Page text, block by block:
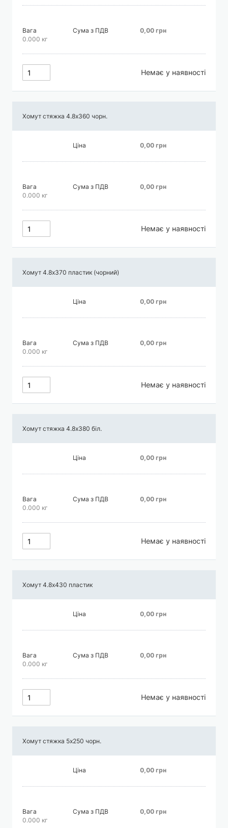
Вага
0.000 кг
Сума з ПДВ 0,00 грн
Немає у наявності
Хомут стяжка 4.8х360 чорн.
Ціна 0,00 грн
Вага
0.000 кг
Сума з ПДВ 0,00 грн
Немає у наявності
Хомут 4.8х370 пластик (чорний)
Ціна 0,00 грн
Вага
0.000 кг
Сума з ПДВ 0,00 грн
Немає у наявності
Хомут стяжка 4.8х380 біл.
Ціна 0,00 грн
Вага
0.000 кг
Сума з ПДВ 0,00 грн
Немає у наявності
Хомут 4.8х430 пластик
Ціна 0,00 грн
Вага
0.000 кг
Сума з ПДВ 0,00 грн
Немає у наявності
Хомут стяжка 5х250 чорн.
Ціна 0,00 грн
Вага
0.000 кг
Сума з ПДВ 0,00 грн